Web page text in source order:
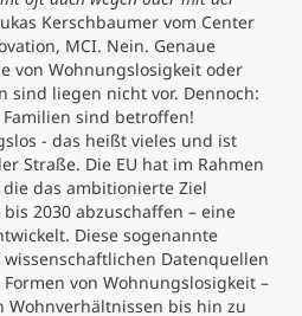
Education Finder
Kerschbaumer vom Center
MCI. Nein. Genaue
von Wohnungslosigkeit oder
sind liegen nicht vor. Dennoch:
sind betroffen!
- das heißt vieles und ist
Straße. Die EU hat im Rahmen
das ambitionierte Ziel
2030 abzuschaffen – eine
Diese sogenannte
wissenschaftlichen Datenquellen
von Wohnungslosigkeit –
Wohnverhältnissen bis hin zu